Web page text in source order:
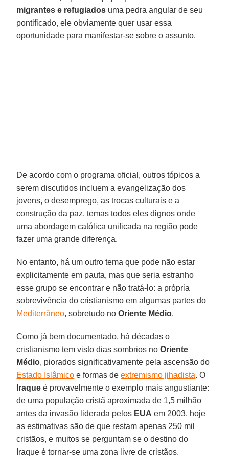
migrantes e refugiados uma pedra angular de seu
pontificado, ele obviamente quer usar essa
oportunidade para manifestar-se sobre o assunto.
De acordo com o programa oficial, outros tópicos a
serem discutidos incluem a evangelização dos
jovens, o desemprego, as trocas culturais e a
construção da paz, temas todos eles dignos onde
uma abordagem católica unificada na região pode
fazer uma grande diferença.
No entanto, há um outro tema que pode não estar
explicitamente em pauta, mas que seria estranho
esse grupo se encontrar e não tratá-lo: a própria
sobrevivência do cristianismo em algumas partes do
Mediterrâneo, sobretudo noOriente Médio.
Como já bem documentado, há décadas o
cristianismo tem visto dias sombrios noOriente
Médio, piorados significativamente pela ascensão do
Estado Islâmico e formas deextremismo jihadista. O
Iraque é provavelmente o exemplo mais angustiante:
de uma população cristã aproximada de 1,5 milhão
antes da invasão liderada pelos EUA em 2003, hoje
as estimativas são de que restam apenas 250 mil
cristãos, e muitos se perguntam se o destino do
Iraque é tornar-se uma zona livre de cristãos.